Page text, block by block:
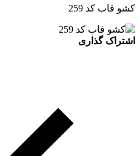
کشو قاب کد 259
اشتراک گذاری